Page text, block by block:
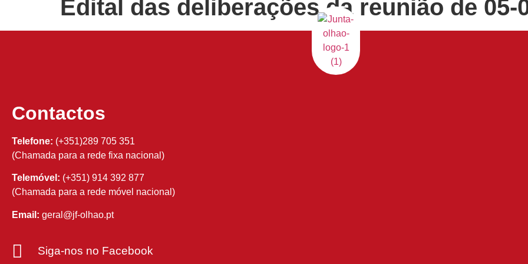
Edital das deliberações da reunião de 05-
Contactos
Telefone: (+351)289 705 351
(Chamada para a rede fixa nacional)
Telemóvel: (+351) 914 392 877
(Chamada para a rede móvel nacional)
Email: geral@jf-olhao.pt
Siga-nos no Facebook